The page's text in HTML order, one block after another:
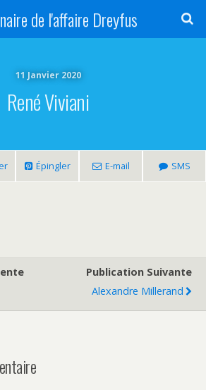
de l'affaire Dreyfus
11 Janvier 2020
René Viviani
Épingler E-mail SMS
Publication Suivante
Alexandre Millerand